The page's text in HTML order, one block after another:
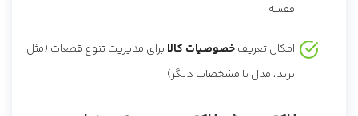
قفسه
امکان تعریفخصوصیات کالا برای مدیریت تنوع قطعات (مثل
برند، مدل یا مشخصات دیگر)